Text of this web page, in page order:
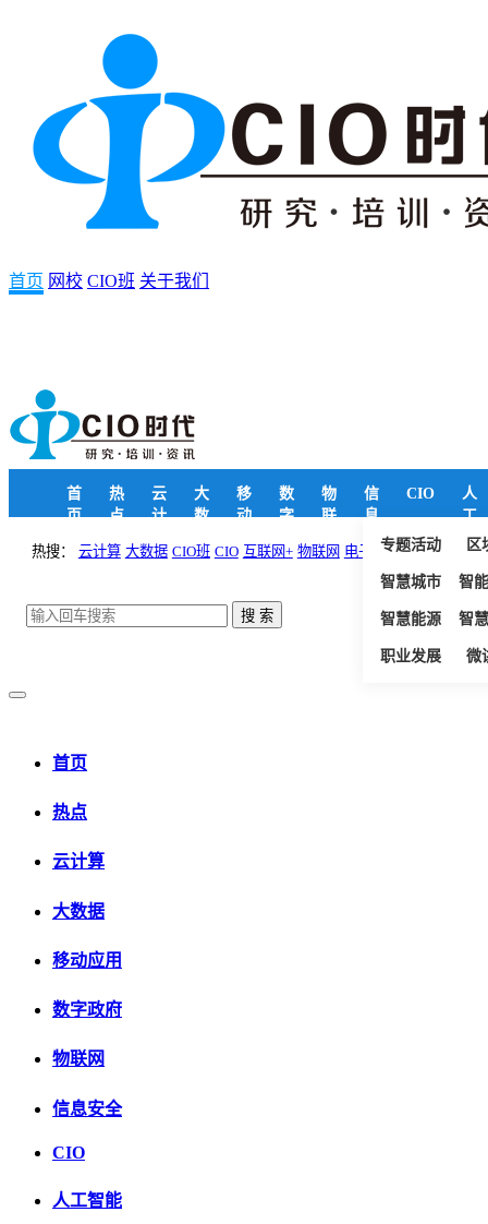
首页 网校 CIO班 关于我们
首
页
热
点
云
计
大
数
移
动
用
数
字
府
物
联
信
息
CIO
人
工
智
专题活动 区
智慧城市 智
智慧能源 智
职业发展 微
热搜： 云计算 大数据 CIO班 CIO 互联网+ 物联网 电子政务
首页
热点
云计算
大数据
移动应用
数字政府
物联网
信息安全
CIO
人工智能